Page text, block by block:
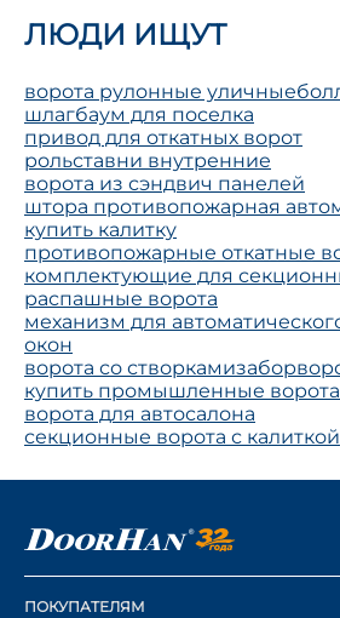
ЛЮДИ ИЩУТ
ворота рулонные уличные
шлагбаум для поселка
привод для откатных ворот
рольставни внутренние
ворота из сэндвич панелей
штора противопожарная
купить калитку
противопожарные откатные
комплектующие для
распашные ворота
механизм для
окон
ворота со створкамизабор
купить промышленные ворота
ворота для автосалона
секционные ворота с калиткой
ПОКУПАТЕЛЯМ